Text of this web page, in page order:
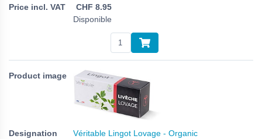
CHF 8.95
Disponible
Véritable Lingot Lovage - Organic